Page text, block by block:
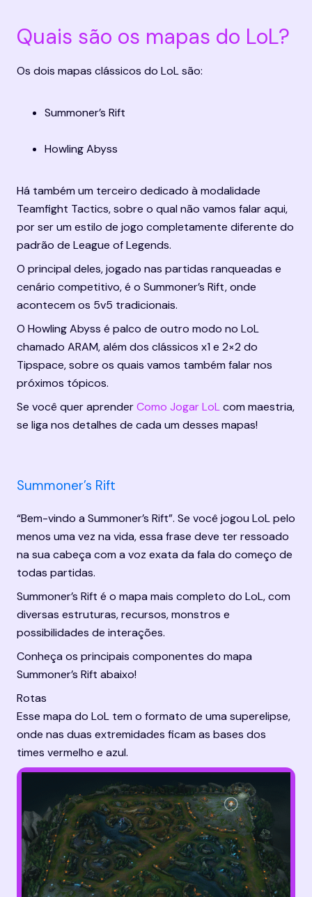
Quais são os mapas do LoL?
Os dois mapas clássicos do LoL são:
Summoner’s Rift
Howling Abyss
Há também um terceiro dedicado à modalidade
Teamfight Tactics, sobre o qual não vamos falar aqui,
por ser um estilo de jogo completamente diferente do
padrão de League of Legends.
O principal deles, jogado nas partidas ranqueadas e
cenário competitivo, é o Summoner’s Rift, onde
acontecem os 5v5 tradicionais.
O Howling Abyss é palco de outro modo no LoL
chamado ARAM, além dos clássicos x1 e 2×2 do
Tipspace, sobre os quais vamos também falar nos
próximos tópicos.
Se você quer aprender Como Jogar LoL com maestria,
se liga nos detalhes de cada um desses mapas!
Summoner’s Rift
“Bem-vindo a Summoner’s Rift”. Se você jogou LoL pelo
menos uma vez na vida, essa frase deve ter ressoado
na sua cabeça com a voz exata da fala do começo de
todas partidas.
Summoner’s Rift é o mapa mais completo do LoL, com
diversas estruturas, recursos, monstros e
possibilidades de interações.
Conheça os principais componentes do mapa
Summoner’s Rift abaixo!
Rotas
Esse mapa do LoL tem o formato de uma superelipse,
onde nas duas extremidades ficam as bases dos
times vermelho e azul.